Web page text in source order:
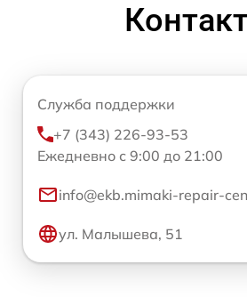
Служба поддержки
+7 (343) 226-93-53
Ежедневно с 9:00 до 21:00
info@ekb.mimaki-repair-
ул. Малышева, 51